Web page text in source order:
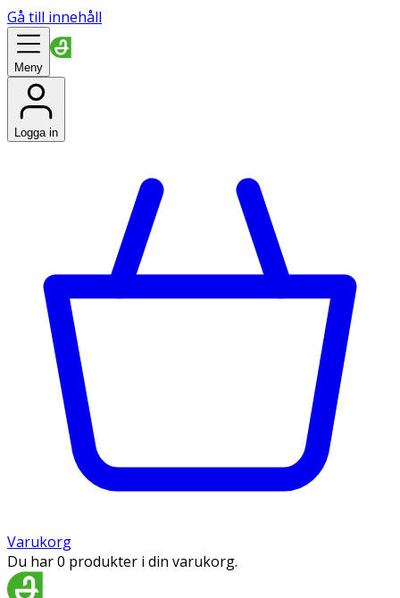
Gå till innehåll
Meny
Logga in
Varukorg
Du har 0 produkter i din varukorg.